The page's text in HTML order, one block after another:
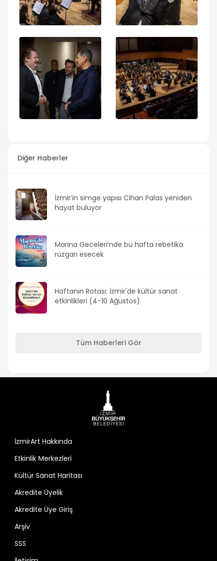
Diğer Haberler
İzmir’in simge yapısı Cihan Palas yeniden
hayat buluyor
Marina Geceleri’nde bu hafta rebetika
rüzgarı esecek
Haftanın Rotası: İzmir'de kültür sanat
etkinlikleri (4-10 Ağustos)
Tüm Haberleri Gör
İzmirArt Hakkında
Etkinlik Merkezleri
Kültür Sanat Haritası
Akredite Üyelik
Akredite Üye Giriş
Arşiv
SSS